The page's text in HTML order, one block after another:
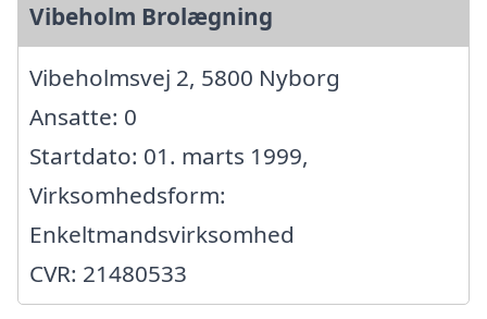
Vibeholm Brolægning
Vibeholmsvej 2, 5800 Nyborg
Ansatte: 0
Startdato: 01. marts 1999,
Virksomhedsform:
Enkeltmandsvirksomhed
CVR: 21480533